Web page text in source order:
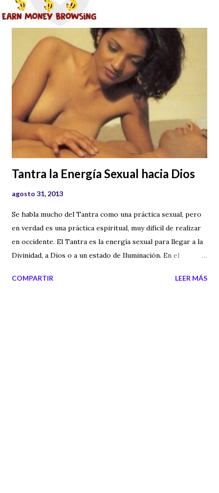
Tantra la Energía Sexual hacia Dios
agosto 31, 2013
Se habla mucho del Tantra como una práctica sexual, pero
en verdad es una práctica espiritual, muy difícil de realizar
en occidente. El Tantra es la energía sexual para llegar a la
Divinidad, a Dios o a un estado de Iluminación. En el
ejercicio práctico que puedes realizar con tu pareja o con
COMPARTIR LEER MÁS